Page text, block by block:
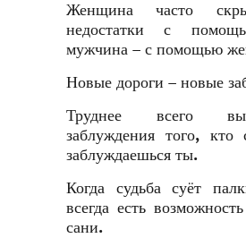
Женщина часто
недостатки с
мужчина – с помощью
Новые дороги – новые
Труднее всего
заблуждения того, кто
заблуждаешься ты.
Когда судьба суёт
всегда есть
сани.